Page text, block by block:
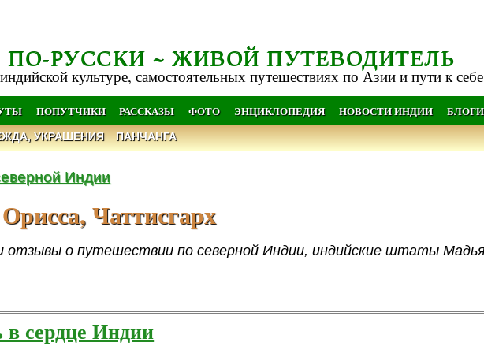
РУССКИ ~ ЖИВОЙ ПУТЕВОДИТЕЛЬ
культуре, самостоятельных путешествиях по Азии и пути к себе
ПОПУТЧИКИ РАССКАЗЫ ФОТО ЭНЦИКЛОПЕДИЯ НОВОСТИ ИНДИИ БЛОГИ
УКРАШЕНИЯ ПАНЧАНГА
Индии
Чаттисгарх
отзывы о путешествии по северной Индии, индийские штаты
в сердце Индии